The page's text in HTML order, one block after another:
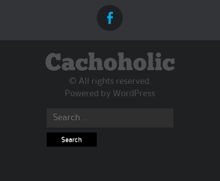
Cachoholic
© All rights reserved.
Powered by WordPress
Search